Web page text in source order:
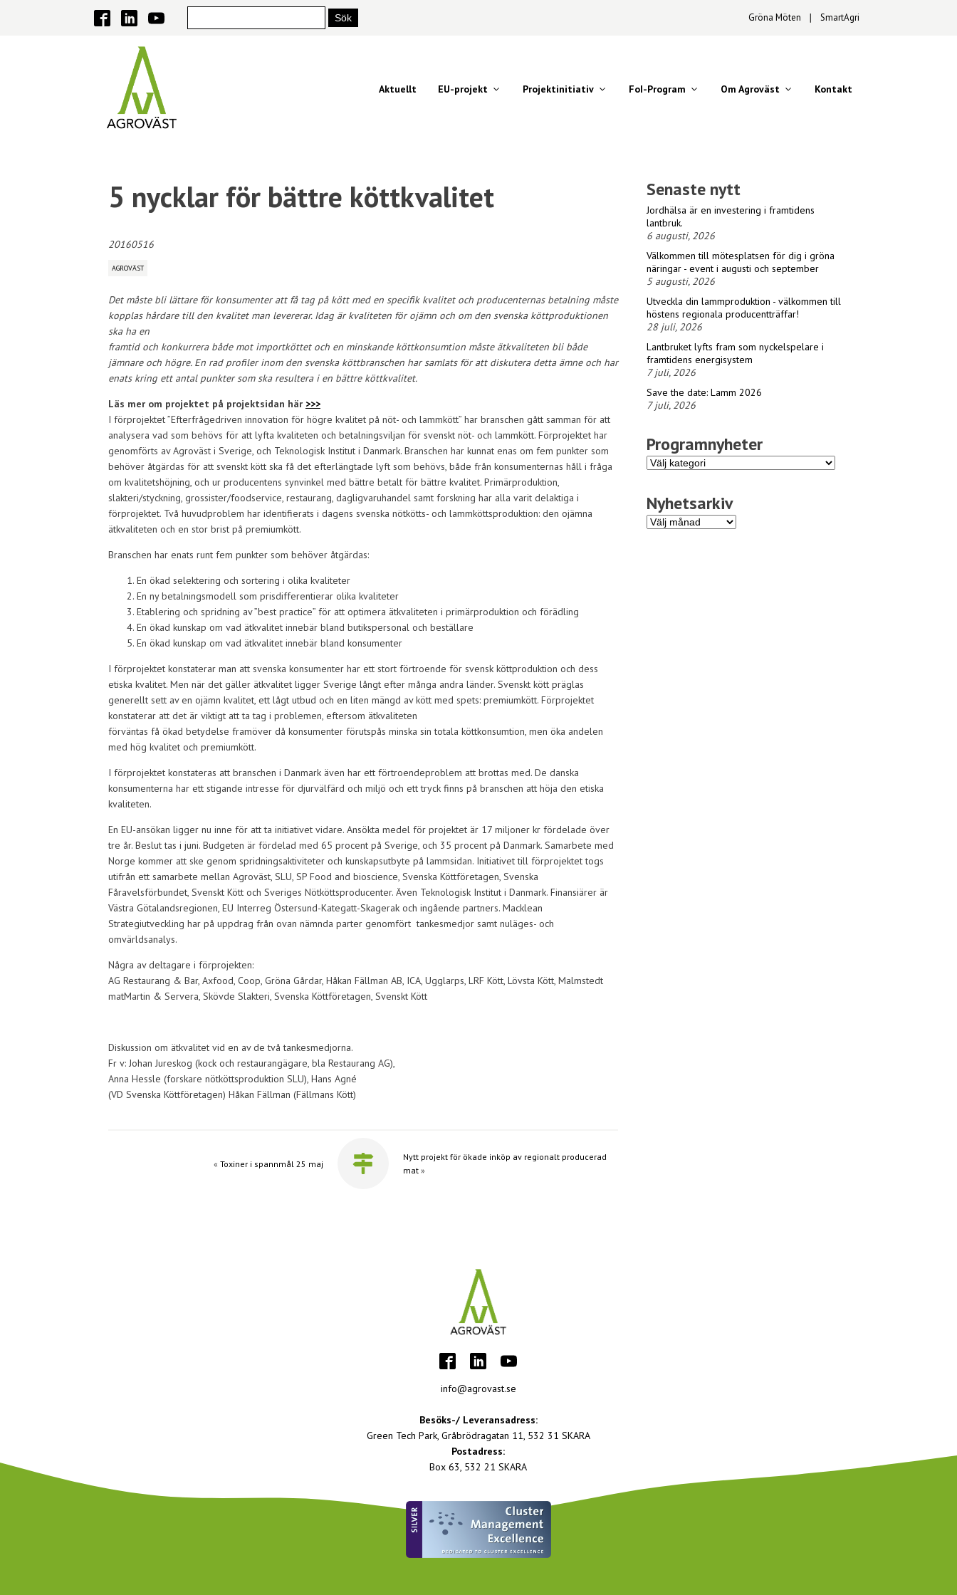
Gröna Möten ∣ SmartAgri
Aktuellt EU-projekt Projektinitiativ FoI-Program Om Agroväst Kontakt
5 nycklar för bättre köttkvalitet
20160516
AGROVÄST
Det måste bli lättare för konsumenter att få tag på kött med en specifik kvalitet och producenternas betalning måste
kopplas hårdare till den kvalitet man levererar. Idag är kvaliteten för ojämn och om den svenska köttproduktionen
ska ha en
framtid och konkurrera både mot importköttet och en minskande köttkonsumtion måste ätkvaliteten bli både
jämnare och högre. En rad profiler inom den svenska köttbranschen har samlats för att diskutera detta ämne och har
enats kring ett antal punkter som ska resultera i en bättre köttkvalitet.
Läs mer om projektet på projektsidan här >>>
I förprojektet ”Efterfrågedriven innovation för högre kvalitet på nöt- och lammkött” har branschen gått samman för att
analysera vad som behövs för att lyfta kvaliteten och betalningsviljan för svenskt nöt- och lammkött. Förprojektet har
genomförts av Agroväst i Sverige, och Teknologisk Institut i Danmark. Branschen har kunnat enas om fem punkter som
behöver åtgärdas för att svenskt kött ska få det efterlängtade lyft som behövs, både från konsumenternas håll i fråga
om kvalitetshöjning, och ur producentens synvinkel med bättre betalt för bättre kvalitet. Primärproduktion,
slakteri/styckning, grossister/foodservice, restaurang, dagligvaruhandel samt forskning har alla varit delaktiga i
förprojektet. Två huvudproblem har identifierats i dagens svenska nötkötts- och lammköttsproduktion: den ojämna
ätkvaliteten och en stor brist på premiumkött.
Branschen har enats runt fem punkter som behöver åtgärdas:
En ökad selektering och sortering i olika kvaliteter
En ny betalningsmodell som prisdifferentierar olika kvaliteter
Etablering och spridning av ”best practice” för att optimera ätkvaliteten i primärproduktion och förädling
En ökad kunskap om vad ätkvalitet innebär bland butikspersonal och beställare
En ökad kunskap om vad ätkvalitet innebär bland konsumenter
I förprojektet konstaterar man att svenska konsumenter har ett stort förtroende för svensk köttproduktion och dess
etiska kvalitet. Men när det gäller ätkvalitet ligger Sverige långt efter många andra länder. Svenskt kött präglas
generellt sett av en ojämn kvalitet, ett lågt utbud och en liten mängd av kött med spets: premiumkött. Förprojektet
konstaterar att det är viktigt att ta tag i problemen, eftersom ätkvaliteten
förväntas få ökad betydelse framöver då konsumenter förutspås minska sin totala köttkonsumtion, men öka andelen
med hög kvalitet och premiumkött.
I förprojektet konstateras att branschen i Danmark även har ett förtroendeproblem att brottas med. De danska
konsumenterna har ett stigande intresse för djurvälfärd och miljö och ett tryck finns på branschen att höja den etiska
kvaliteten.
En EU-ansökan ligger nu inne för att ta initiativet vidare. Ansökta medel för projektet är 17 miljoner kr fördelade över
tre år. Beslut tas i juni. Budgeten är fördelad med 65 procent på Sverige, och 35 procent på Danmark. Samarbete med
Norge kommer att ske genom spridningsaktiviteter och kunskapsutbyte på lammsidan. Initiativet till förprojektet togs
utifrån ett samarbete mellan Agroväst, SLU, SP Food and bioscience, Svenska Köttföretagen, Svenska
Fåravelsförbundet, Svenskt Kött och Sveriges Nötköttsproducenter. Även Teknologisk Institut i Danmark. Finansiärer är
Västra Götalandsregionen, EU Interreg Östersund-Kategatt-Skagerak och ingående partners. Macklean
Strategiutveckling har på uppdrag från ovan nämnda parter genomfört tankesmedjor samt nuläges- och
omvärldsanalys.
Några av deltagare i förprojekten:
AG Restaurang & Bar, Axfood, Coop, Gröna Gårdar, Håkan Fällman AB, ICA, Ugglarps, LRF Kött, Lövsta Kött, Malmstedt
matMartin & Servera, Skövde Slakteri, Svenska Köttföretagen, Svenskt Kött
Diskussion om ätkvalitet vid en av de två tankesmedjorna.
Fr v: Johan Jureskog (kock och restaurangägare, bla Restaurang AG),
Anna Hessle (forskare nötköttsproduktion SLU), Hans Agné
(VD Svenska Köttföretagen) Håkan Fällman (Fällmans Kött)
« Toxiner i spannmål 25 maj
Nytt projekt för ökade inköp av regionalt producerad
mat »
Senaste nytt
Jordhälsa är en investering i framtidens
lantbruk.
6 augusti, 2026
Välkommen till mötesplatsen för dig i gröna
näringar - event i augusti och september
5 augusti, 2026
Utveckla din lammproduktion - välkommen till
höstens regionala producentträffar!
28 juli, 2026
Lantbruket lyfts fram som nyckelspelare i
framtidens energisystem
7 juli, 2026
Save the date: Lamm 2026
7 juli, 2026
Programnyheter
Programnyheter
Nyhetsarkiv
Nyhetsarkiv
info@agrovast.se
Besöks-/ Leveransadress:
Green Tech Park, Gråbrödragatan 11, 532 31 SKARA
Postadress:
Box 63, 532 21 SKARA